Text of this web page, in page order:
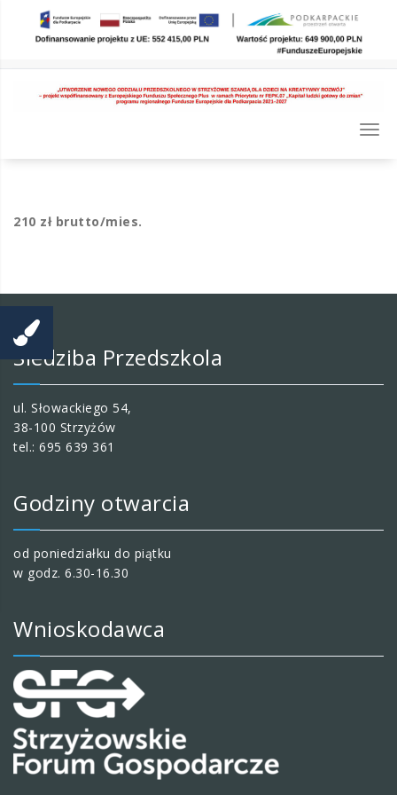
210 zł brutto/mies.
Siedziba Przedszkola
ul. Słowackiego 54,
38-100 Strzyżów
tel.: 695 639 361
Godziny otwarcia
od poniedziałku do piątku
w godz. 6.30-16.30
Wnioskodawca